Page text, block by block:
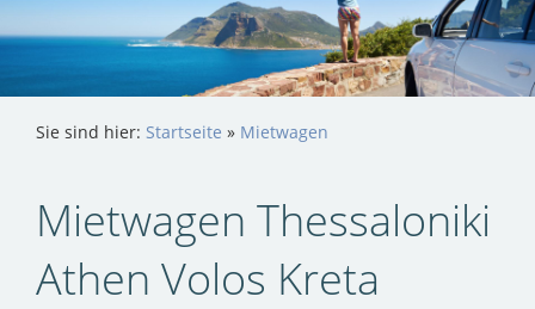
Sie sind hier: Startseite » Mietwagen
Mietwagen Thessaloniki
Athen Volos Kreta